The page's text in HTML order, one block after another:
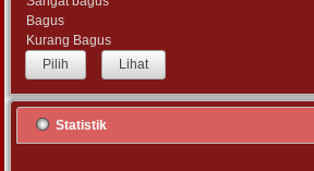
Bagus
Kurang Bagus
Lihat
Statistik